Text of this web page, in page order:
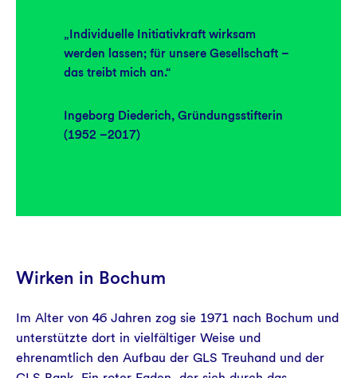
„Individuelle Initiativkraft wirksam
werden lassen; für unsere Gesellschaft –
das treibt mich an.“
Ingeborg Diederich, Gründungsstifterin
(1952 –2017)
Wirken in Bochum
Im Alter von 46 Jahren zog sie 1971 nach Bochum und
unterstützte dort in vielfältiger Weise und
ehrenamtlich den Aufbau der GLS Treuhand und der